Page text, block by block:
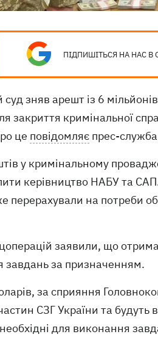
ПІДПИШІТЬСЯ НА НАС В
зняв арешт із 6
закриття кримінальної
це повідомляє прес-
у кримінальному
керівництво НАБУ та
перерахували на потреби
заявили, що
завдань за призначенням.
за сприяння
СЗГ України та
для виконання